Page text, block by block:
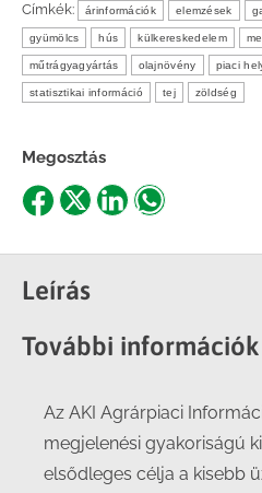
Címkék: árinformációk elemzések
gyümölcs hús külkereskedelem
műtrágyagyártás olajnövény piaci
statisztikai információ tej zöldség
Megosztás
Share
Facebook
Share
X
ShareShare
Leírás
További információk
Az AKI Agrárpiaci
megjelenési gyakoriságú
elsődleges célja a kisebb